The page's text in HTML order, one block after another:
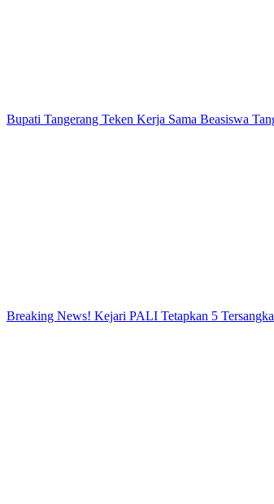
Bupati Tangerang Teken Kerja Sama Beasiswa
Breaking News! Kejari PALI Tetapkan 5